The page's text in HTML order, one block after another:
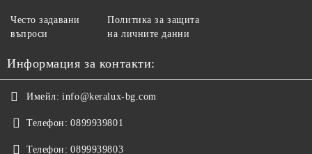
Често задавани
въпроси
Политика за защита
на личните данни
Информация за контакти:
Имейл: info@keralux-bg.com
Телефон: 0899939801
Телефон: 0899939803